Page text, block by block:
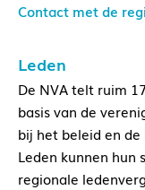
Contact met de
Leden
De NVA telt ruim
basis van de
bij het beleid en
Leden kunnen hun
regionale